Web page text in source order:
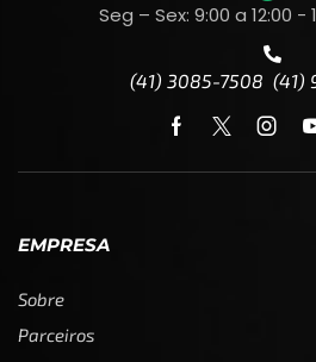
Seg – Sex: 9:00 a 12:00 -
(41) 3085-7508 (41)
EMPRESA
Sobre
Parceiros